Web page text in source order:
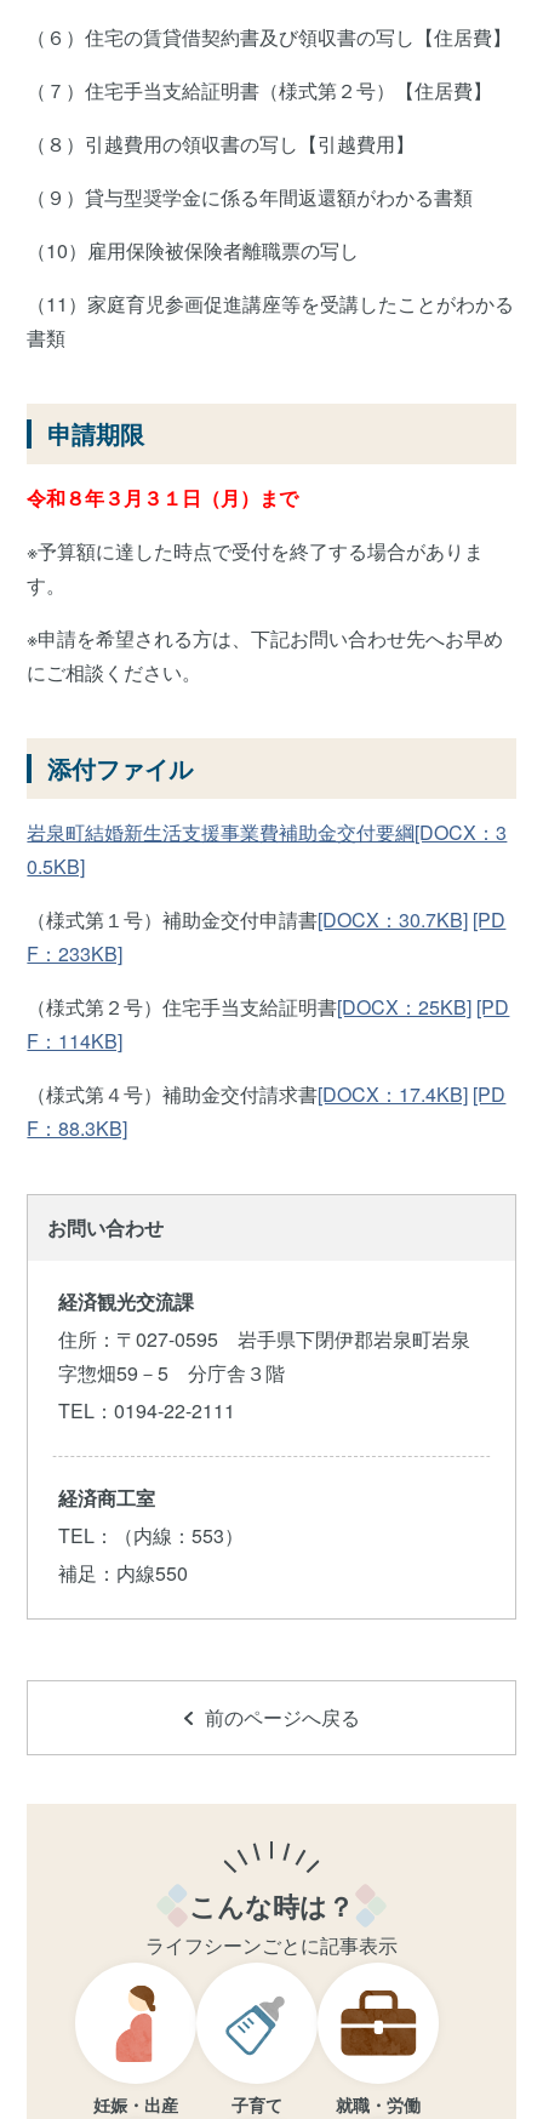
（６）住宅の賃貸借契約書及び領収書の写し【住居費】
（７）住宅手当支給証明書（様式第２号）【住居費】
（８）引越費用の領収書の写し【引越費用】
（９）貸与型奨学金に係る年間返還額がわかる書類
（10）雇用保険被保険者離職票の写し
（11）家庭育児参画促進講座等を受講したことがわかる
書類
申請期限
令和８年３月３１日（月）まで
※予算額に達した時点で受付を終了する場合がありま
す。
※申請を希望される方は、下記お問い合わせ先へお早め
にご相談ください。
添付ファイル
岩泉町結婚新生活支援事業費補助金交付要綱[DOCX：3
0.5KB]
（様式第１号）補助金交付申請書[DOCX：30.7KB] [PD
F：233KB]
（様式第２号）住宅手当支給証明書[DOCX：25KB] [PD
F：114KB]
（様式第４号）補助金交付請求書[DOCX：17.4KB] [PD
F：88.3KB]
お問い合わせ
経済観光交流課
住所 ：〒027-0595 岩手県下閉伊郡岩泉町岩泉
字惣畑59－5 分庁舎３階
TEL ：0194-22-2111
経済商工室
TEL ：（内線：553）
補足 ：内線550
前のページへ戻る
こんな時は？
ライフシーンごとに記事表示
妊娠・出産 子育て 就職・労働